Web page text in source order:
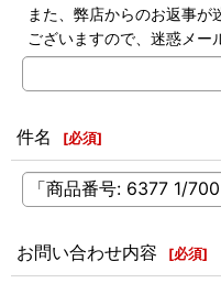
また、弊店からのお返事
ございますので、迷惑メー
件名 [必須]
お問い合わせ内容 [必須]